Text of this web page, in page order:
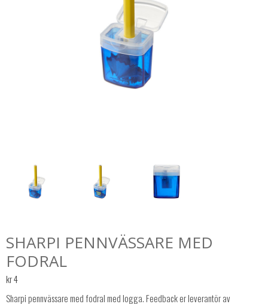
SHARPI PENNVÄSSARE MED
FODRAL
kr4
Sharpi pennvässare med fodral med logga. Feedback er leverantör av